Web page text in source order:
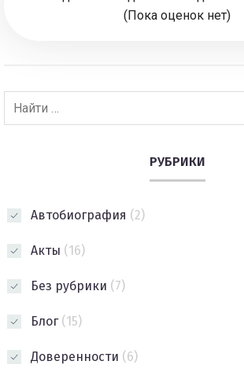
(Пока оценок нет)
РУБРИКИ
Автобиография (2)
Акты (16)
Без рубрики (7)
Блог(15)
Доверенности (6)